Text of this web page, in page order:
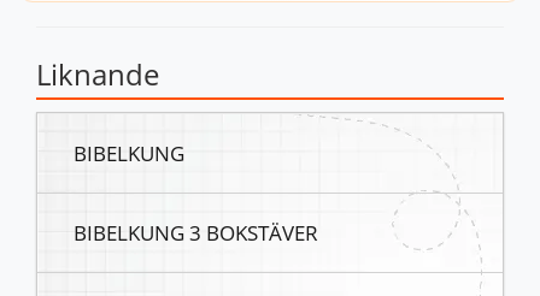
Liknande
BIBELKUNG
BIBELKUNG 3 BOKSTÄVER